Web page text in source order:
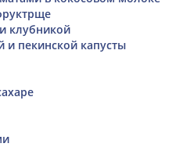
клубникой
и пекинской капусты